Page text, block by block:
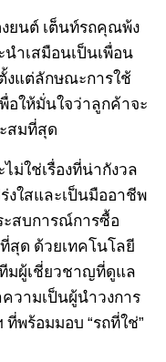
งยนต์ เต็นท์รถคุณพ้ง
ำเสมือนเป็นเพื่อน
งแต่ลักษณะการใช้
อให้มั่นใจว่าลูกค้าจะ
สมที่สุด
ไม่ใช่เรื่องที่น่ากังวล
งใสและเป็นมืออาชีพ
ะสบการณ์การซื้อ
สุด ด้วยเทคโนโลยี
มผู้เชี่ยวชาญที่ดูแล
วามเป็นผู้นำวงการ
ที่พร้อมมอบ “รถที่ใช่”